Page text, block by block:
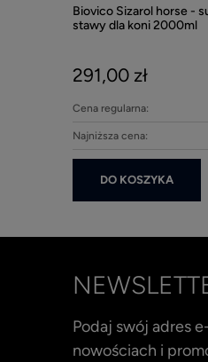
Biovico Sizarol horse -
stawy dla koni 2000ml
291,00 zł
Cena regularna:
Najniższa cena:
DO KOSZYKA
Podaj swój adres
nowościach i